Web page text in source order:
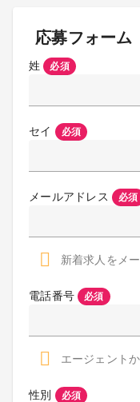
応募フォーム
姓 必須
セイ 必須
メールアドレス 必須
新着求人をメ
電話番号 必須
エージェント
性別 必須